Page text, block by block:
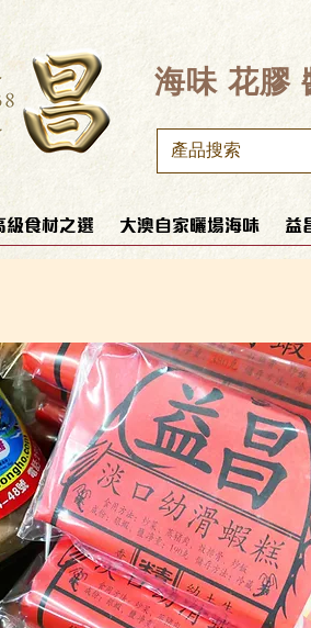
海味 花膠
級食材之選 大澳自家曬場海味 益